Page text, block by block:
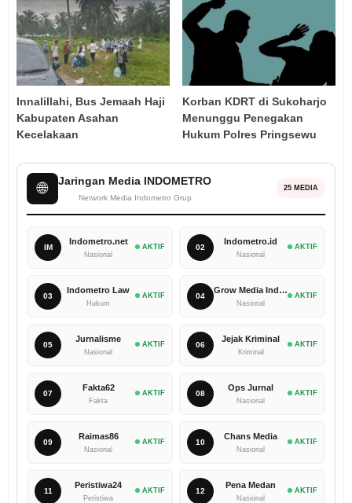
Innalillahi, Bus Jemaah Haji
Kabupaten Asahan
Kecelakaan
Korban KDRT di Sukoharjo
Menunggu Penegakan
Hukum Polres Pringsewu
🌐 Jaringan Media INDOMETRO
Network Media Indometro Grup
25 MEDIA
IM
Indometro.net
Nasional
AKTIF 02
Indometro.id
Nasional
AKTIF
03
Indometro Law
Hukum
AKTIF 04
Grow Media Indonesia
Nasional
AKTIF
05
Jurnalisme
Nasional
AKTIF 06
Jejak Kriminal
Kriminal
AKTIF
07
Fakta62
Fakta
AKTIF 08
Ops Jurnal
Nasional
AKTIF
09
Raimas86
Nasional
AKTIF 10
Chans Media
Nasional
AKTIF
11
Peristiwa24
Peristiwa
AKTIF 12
Pena Medan
Nasional
AKTIF